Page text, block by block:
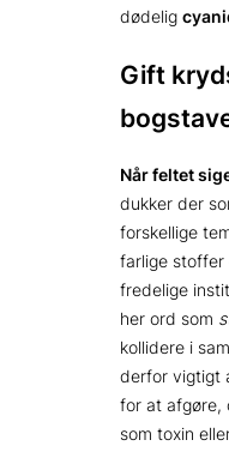
dødelig
Gift
Når feltet
dukker der
forskellige
farlige
fredelige
her ord som
kollidere i
derfor vigtigt
for at afgøre,
som toxin